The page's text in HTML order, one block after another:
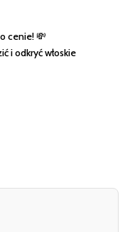
cenie! 💸
i odkryć włoskie